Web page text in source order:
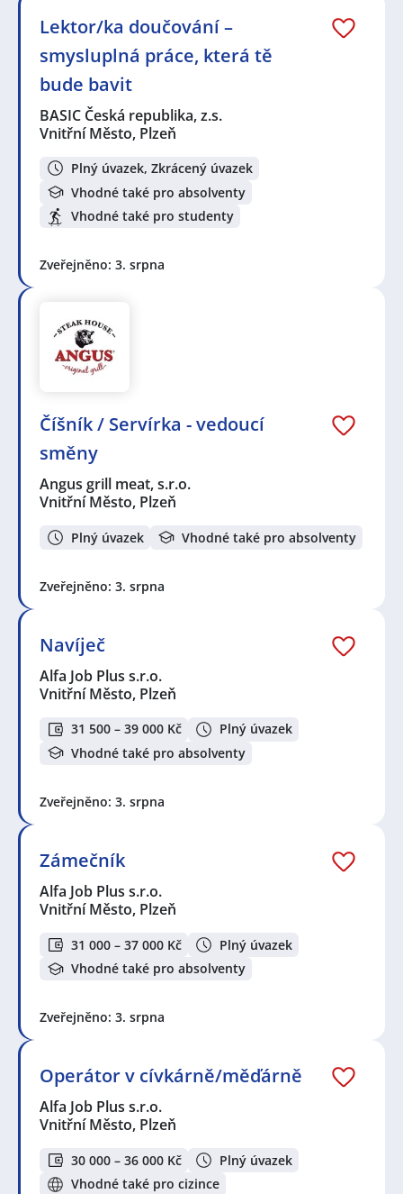
Lektor/ka doučování –
smysluplná práce, která tě
bude bavit
BASIC Česká republika, z.s.
Vnitřní Město, Plzeň
Plný úvazek, Zkrácený úvazek
Vhodné také pro absolventy
Vhodné také pro studenty
Zveřejněno: 3. srpna
Číšník / Servírka - vedoucí
směny
Angus grill meat, s.r.o.
Vnitřní Město, Plzeň
Plný úvazek Vhodné také pro absolventy
Zveřejněno: 3. srpna
Navíječ
Alfa Job Plus s.r.o.
Vnitřní Město, Plzeň
31 500 – 39 000 Kč
Plný úvazek
Vhodné také pro absolventy
Zveřejněno: 3. srpna
Zámečník
Alfa Job Plus s.r.o.
Vnitřní Město, Plzeň
31 000 – 37 000 Kč
Plný úvazek
Vhodné také pro absolventy
Zveřejněno: 3. srpna
Operátor v cívkárně/měďárně
Alfa Job Plus s.r.o.
Vnitřní Město, Plzeň
30 000 – 36 000 Kč
Plný úvazek
Vhodné také pro cizince